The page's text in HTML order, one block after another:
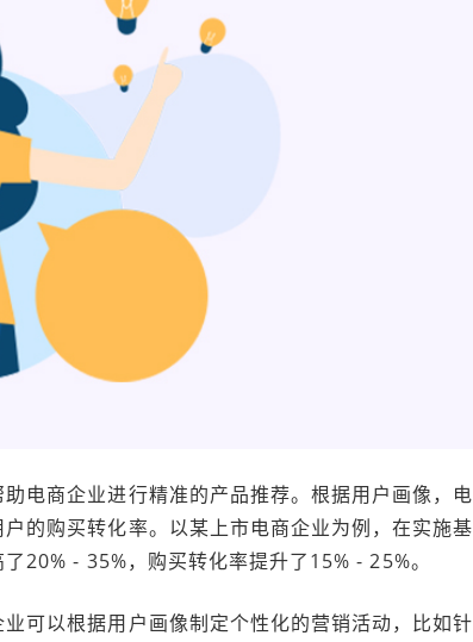
电商企业进行精准的产品推荐。根据用户画像，电
的购买转化率。以某上市电商企业为例，在实施基
20% - 35%，购买转化率提升了15% - 25%。
可以根据用户画像制定个性化的营销活动，比如针